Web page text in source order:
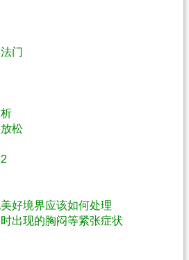
门
松
好境界应该如何处理
出现的胸闷等紧张症状